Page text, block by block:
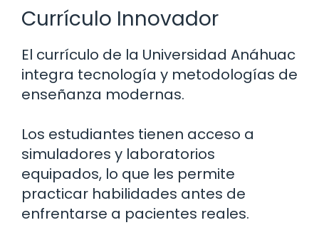
Currículo Innovador
El currículo de la Universidad Anáhuac
integra tecnología y metodologías de
enseñanza modernas.
Los estudiantes tienen acceso a
simuladores y laboratorios
equipados, lo que les permite
practicar habilidades antes de
enfrentarse a pacientes reales.